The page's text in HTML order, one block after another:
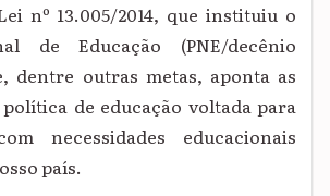
nº 13.005/2014, que instituiu o
de Educação (PNE/decênio
dentre outras metas, aponta as
de educação voltada para
necessidades educacionais
país.